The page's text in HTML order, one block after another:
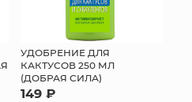
УДОБРЕНИЕ ДЛЯ
КАКТУСОВ 250 МЛ
(ДОБРАЯ СИЛА)
149 ₽